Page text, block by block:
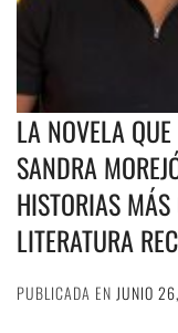
LA NOVELA
SANDRA
HISTORIAS
LITERATURA
PUBLICADA EN JUNIO